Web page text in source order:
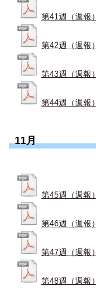
第41週（週報）
第42週（週報）
第43週（週報）
第44週（週報）
11月
第45週（週報）
第46週（週報）
第47週（週報）
第48週（週報）